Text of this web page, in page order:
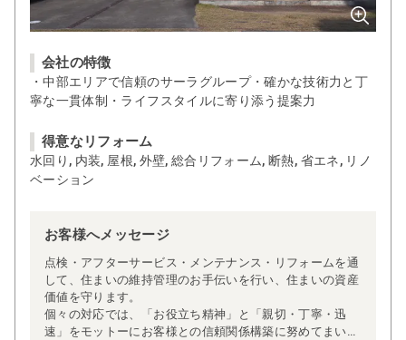
会社の特徴
・中部エリアで信頼のサーラグループ・確かな技術力と丁
寧な一貫体制・ライフスタイルに寄り添う提案力
得意なリフォーム
水回り, 内装, 屋根, 外壁, 総合リフォーム, 断熱, 省エネ, リノ
ベーション
お客様へメッセージ
点検・アフターサービス・メンテナンス・リフォームを通
して、住まいの維持管理のお手伝いを行い、住まいの資産
価値を守ります。
個々の対応では、「お役立ち精神」と「親切・丁寧・迅
速」をモットーにお客様との信頼関係構築に努めてまいり